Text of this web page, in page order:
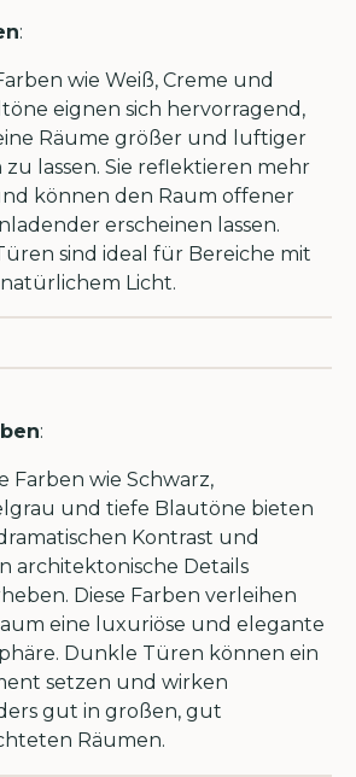
:
wie Weiß, Creme und
eignen sich hervorragend,
Räume größer und luftiger
lassen. Sie reflektieren mehr
können den Raum offener
erscheinen lassen.
sind ideal für Bereiche mit
Licht.
:
Farben wie Schwarz,
und tiefe Blautöne bieten
Kontrast und
architektonische Details
Diese Farben verleihen
eine luxuriöse und elegante
Dunkle Türen können ein
setzen und wirken
gut in großen, gut
Räumen.